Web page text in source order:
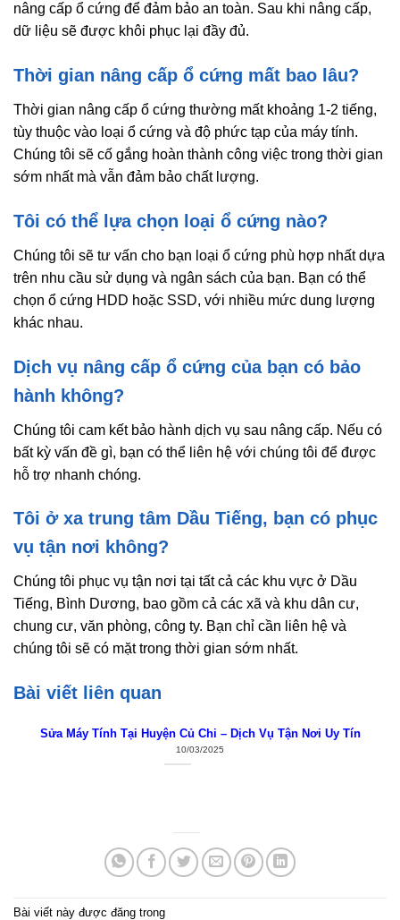
nâng cấp ổ cứng để đảm bảo an toàn. Sau khi nâng cấp,
dữ liệu sẽ được khôi phục lại đầy đủ.
Thời gian nâng cấp ổ cứng mất bao lâu?
Thời gian nâng cấp ổ cứng thường mất khoảng 1-2 tiếng,
tùy thuộc vào loại ổ cứng và độ phức tạp của máy tính.
Chúng tôi sẽ cố gắng hoàn thành công việc trong thời gian
sớm nhất mà vẫn đảm bảo chất lượng.
Tôi có thể lựa chọn loại ổ cứng nào?
Chúng tôi sẽ tư vấn cho bạn loại ổ cứng phù hợp nhất dựa
trên nhu cầu sử dụng và ngân sách của bạn. Bạn có thể
chọn ổ cứng HDD hoặc SSD, với nhiều mức dung lượng
khác nhau.
Dịch vụ nâng cấp ổ cứng của bạn có bảo
hành không?
Chúng tôi cam kết bảo hành dịch vụ sau nâng cấp. Nếu có
bất kỳ vấn đề gì, bạn có thể liên hệ với chúng tôi để được
hỗ trợ nhanh chóng.
Tôi ở xa trung tâm Dầu Tiếng, bạn có phục
vụ tận nơi không?
Chúng tôi phục vụ tận nơi tại tất cả các khu vực ở Dầu
Tiếng, Bình Dương, bao gồm cả các xã và khu dân cư,
chung cư, văn phòng, công ty. Bạn chỉ cần liên hệ và
chúng tôi sẽ có mặt trong thời gian sớm nhất.
Bài viết liên quan
Sửa Máy Tính Tại Huyện Củ Chi – Dịch Vụ Tận Nơi Uy Tín
10/03/2025
Bài viết này được đăng trong